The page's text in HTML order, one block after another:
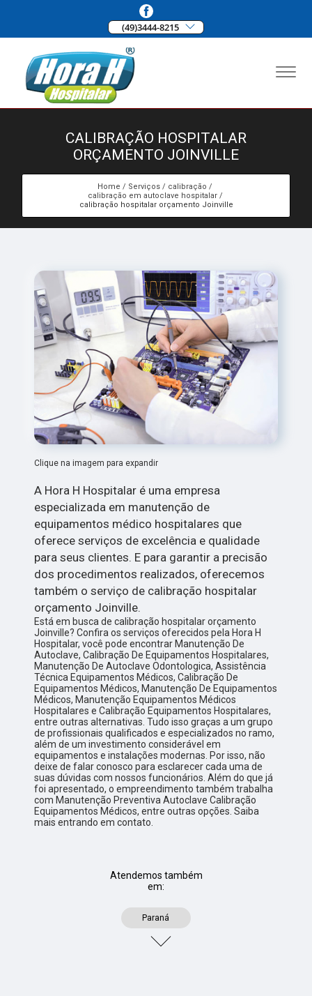
(49)3444-8215
CALIBRAÇÃO HOSPITALAR
ORÇAMENTO JOINVILLE
Home Serviços
calibração
calibração em autoclave hospitalar
calibração hospitalar orçamento Joinville
Clique na imagem para expandir
A Hora H Hospitalar é uma empresa
especializada em manutenção de
equipamentos médico hospitalares que
oferece serviços de excelência e qualidade
para seus clientes. E para garantir a precisão
dos procedimentos realizados, oferecemos
também o serviço de calibração hospitalar
orçamento Joinville.
Está em busca de calibração hospitalar orçamento
Joinville? Confira os serviços oferecidos pela Hora H
Hospitalar, você pode encontrar Manutenção De
Autoclave, Calibração De Equipamentos Hospitalares,
Manutenção De Autoclave Odontologica, Assistência
Técnica Equipamentos Médicos, Calibração De
Equipamentos Médicos, Manutenção De Equipamentos
Médicos, Manutenção Equipamentos Médicos
Hospitalares e Calibração Equipamentos Hospitalares,
entre outras alternativas. Tudo isso graças a um grupo
de profissionais qualificados e especializados no ramo,
além de um investimento considerável em
equipamentos e instalações modernas. Por isso, não
deixe de falar conosco para esclarecer cada uma de
suas dúvidas com nossos funcionários. Além do que já
foi apresentado, o empreendimento também trabalha
com Manutenção Preventiva Autoclave Calibração
Equipamentos Médicos, entre outras opções. Saiba
mais entrando em contato.
Atendemos também
em:
Paraná